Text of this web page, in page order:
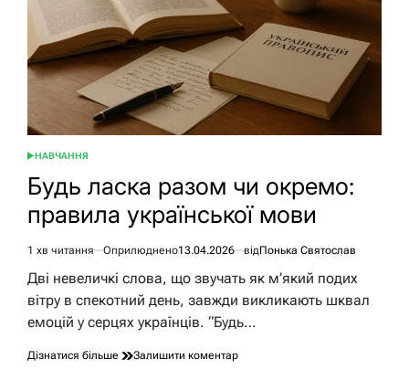
ОПУБЛІКУВАТИ
НАВЧАННЯ
Будь ласка разом чи окремо:
правила української мови
Орієнтовний
час
читання
1 хв читання Оприлюднено13.04.2026 відПонька Святослав
Дві невеличкі слова, що звучать як м’який подих
вітру в спекотний день, завжди викликають шквал
емоцій у серцях українців. “Будь…
Дізнатися більше Залишити коментардо